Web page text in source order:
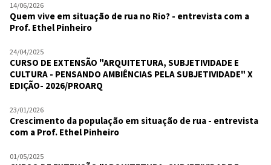
14/06/2026
Quem vive em situação de rua no Rio? - entrevista com a
Prof. Ethel Pinheiro
24/04/2025
CURSO DE EXTENSÃO "ARQUITETURA, SUBJETIVIDADE E
CULTURA - PENSANDO AMBIÊNCIAS PELA SUBJETIVIDADE" X
EDIÇÃO- 2026/PROARQ
23/01/2026
Crescimento da população em situação de rua - entrevista
com a Prof. Ethel Pinheiro
01/05/2025